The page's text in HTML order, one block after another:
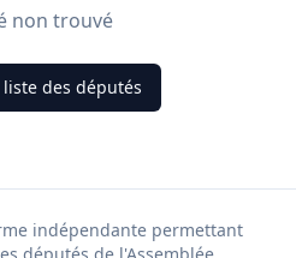
non trouvé
des députés
indépendante permettant